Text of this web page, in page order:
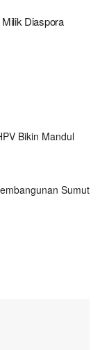
Diaspora
Bikin Mandul
Sumut